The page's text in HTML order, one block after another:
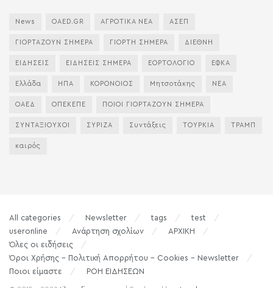
News OAED.GR ΑΓΡΟΤΙΚΑ ΝΕΑ ΑΣΕΠ
ΓΙΟΡΤΑΖΟΥΝ ΣΗΜΕΡΑ ΓΙΟΡΤΗ ΣΗΜΕΡΑ ΔΙΕΘΝΗ
ΕΙΔΗΣΕΙΣ ΕΙΔΗΣΕΙΣ ΣΗΜΕΡΑ ΕΟΡΤΟΛΟΓΙΟ ΕΦΚΑ
Ελλάδα ΗΠΑ ΚΟΡΟΝΟΙΟΣ Μητσοτάκης ΝΕΑ
ΟΑΕΔ ΟΠΕΚΕΠΕ ΠΟΙΟΙ ΓΙΟΡΤΑΖΟΥΝ ΣΗΜΕΡΑ
ΣΥΝΤΑΞΙΟΥΧΟΙ ΣΥΡΙΖΑ Συντάξεις ΤΟΥΡΚΙΑ ΤΡΑΜΠ
καιρός
All categories Newsletter tags
test
useronline
Ανάρτηση σχολίων
ΑΡΧΙΚΗ
Όλες οι ειδήσεις
Όροι Χρήσης – Πολιτική Απορρήτου – Cookies – Newsletter
Ποιοι είμαστε
ΡΟΗ ΕΙΔΗΣΕΩΝ